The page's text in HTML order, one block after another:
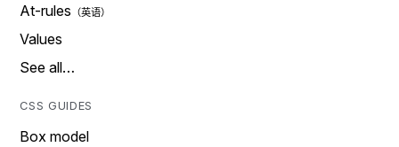
At-rules
Values
See all…
CSS GUIDES
Box model